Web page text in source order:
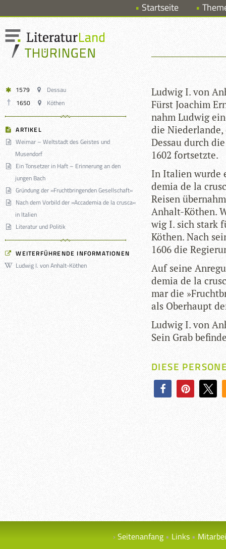
Startseite
1579
Dessau
1650
Köthen
ARTIKEL
Weimar – Weltstadt des Geistes und
Musendorf
Ein Tonsetzer in Haft – Erinnerung an den
jungen Bach
Gründung der »Fruchtbringenden Gesellschaft«
Nach dem Vorbild der »Accademia de la crusca«
in Italien
Literatur und Politik
WEITERFÜHRENDE INFORMATIONEN
Ludwig I. von Anhalt-Köthen
Lud­wig I. von
Fürst Joa­chim
nahm Lud­wig
die
Des­sau durch
1602 fortsetzte.
In Ita­lien wurde
de­mia de la
Rei­sen
Anhalt-Köthen.
wig I. sich stark
Köthen. Nach
1606 die
Auf seine
de­mia de la
mar die
als Ober­haupt
Lud­wig I. von
Sein Grab
DIESE
Seitenanfang Links